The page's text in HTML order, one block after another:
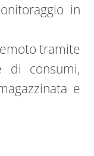
in
tramite
di consumi,
e